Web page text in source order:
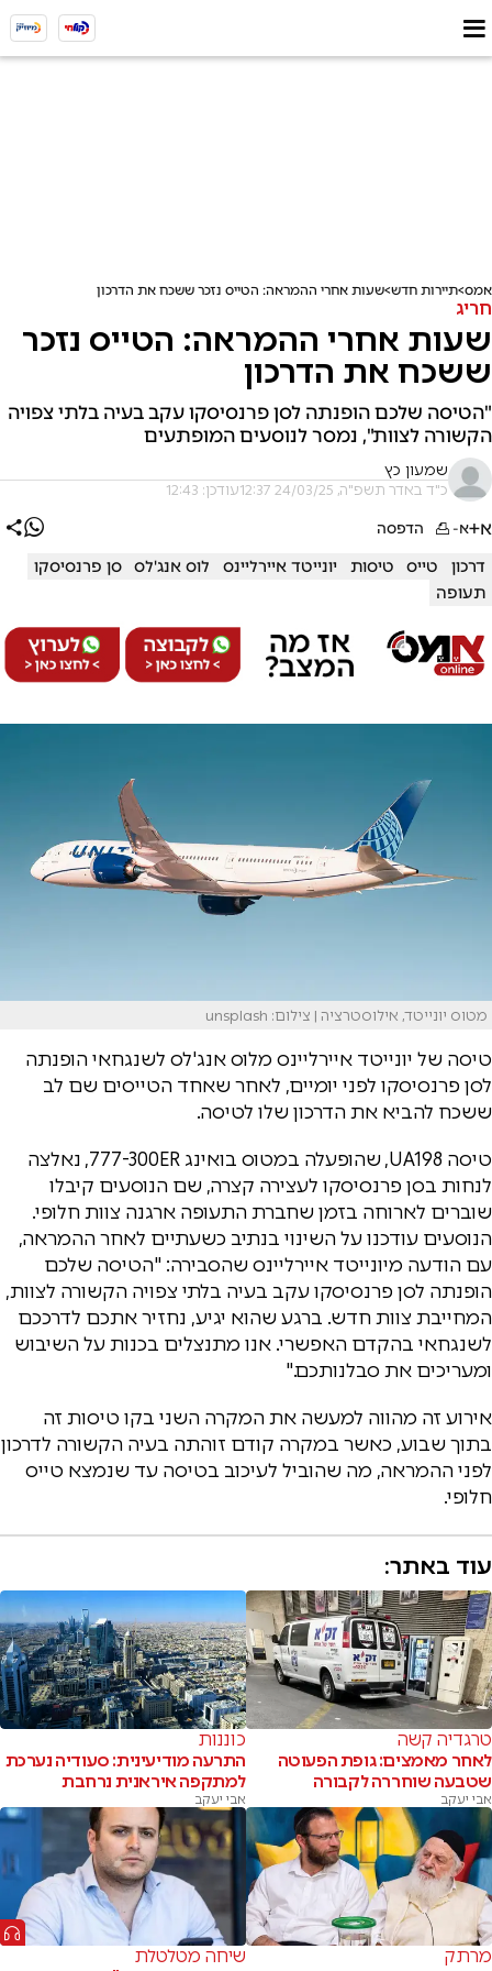
אמס תיירות חדש שעות אחרי ההמראה: הטייס נזכר ששכח את הדרכון
חריג
שעות אחרי ההמראה: הטייס נזכר
ששכח את הדרכון
"הטיסה שלכם הופנתה לסן פרנסיסקו עקב בעיה בלתי צפויה
הקשורה לצוות", נמסר לנוסעים המופתעים
שמעון כץ
כ"ד באדר תשפ"ה, 24/03/25 12:37 עודכן: 12:43
א+א- הדפסה
דרכון טייס טיסות יונייטד איירליינס לוס אנג'לס
סן פרנסיסקו
תעופה
מטוס יונייטד, אילוסטרציה | צילום: unsplash
טיסה של יונייטד איירליינס מלוס אנג'לס לשנגחאי הופנתה
לסן פרנסיסקו לפני יומיים, לאחר שאחד הטייסים שם לב
ששכח להביא את הדרכון שלו לטיסה.
טיסה UA198, שהופעלה במטוס בואינג 777-300ER, נאלצה
לנחות בסן פרנסיסקו לעצירה קצרה, שם הנוסעים קיבלו
שוברים לארוחה בזמן שחברת התעופה ארגנה צוות חלופי.
הנוסעים עודכנו על השינוי בנתיב כשעתיים לאחר ההמראה,
עם הודעה מיונייטד איירליינס שהסבירה: "הטיסה שלכם
הופנתה לסן פרנסיסקו עקב בעיה בלתי צפויה הקשורה לצוות,
המחייבת צוות חדש. ברגע שהוא יגיע, נחזיר אתכם לדרככם
לשנגחאי בהקדם האפשרי. אנו מתנצלים בכנות על השיבוש
ומעריכים את סבלנותכם."
אירוע זה מהווה למעשה את המקרה השני בקו טיסות זה
בתוך שבוע, כאשר במקרה קודם זוהתה בעיה הקשורה לדרכון
לפני ההמראה, מה שהוביל לעיכוב בטיסה עד שנמצא טייס
חלופי.
עוד באתר:
טרגדיה קשה
לאחר מאמצים: גופת הפעוטה
שטבעה שוחררה לקבורה
אבי יעקב
כוננות
התרעה מודיעינית: סעודיה נערכת
למתקפה איראנית נרחבת
אבי יעקב
מרתק
שיחה מטלטלת